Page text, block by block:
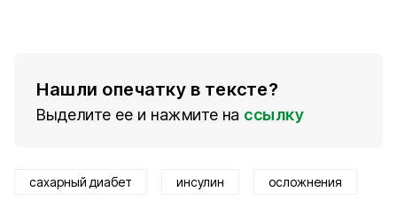
Нашли опечатку в тексте?
Выделите ее и нажмите на ссылку
сахарный диабет инсулин осложнения